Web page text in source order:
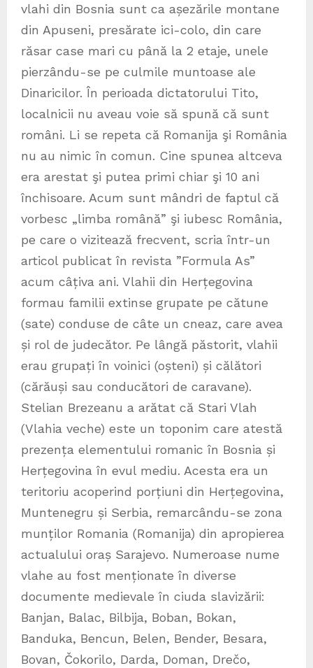
vlahi din Bosnia sunt ca așezările montane
din Apuseni, presărate ici-colo, din care
răsar case mari cu până la 2 etaje, unele
pierzându-se pe culmile muntoase ale
Dinaricilor. În perioada dictatorului Tito,
localnicii nu aveau voie să spună că sunt
români. Li se repeta că Romanija şi România
nu au nimic în comun. Cine spunea altceva
era arestat şi putea primi chiar şi 10 ani
închisoare. Acum sunt mândri de faptul că
vorbesc „limba română” şi iubesc România,
pe care o vizitează frecvent, scria într-un
articol publicat în revista ”Formula As”
acum câțiva ani. Vlahii din Herțegovina
formau familii extinse grupate pe cătune
(sate) conduse de câte un cneaz, care avea
și rol de judecător. Pe lângă păstorit, vlahii
erau grupați în voinici (oșteni) și călători
(cărăuși sau conducători de caravane).
Stelian Brezeanu a arătat că Stari Vlah
(Vlahia veche) este un toponim care atestă
prezența elementului romanic în Bosnia și
Herțegovina în evul mediu. Acesta era un
teritoriu acoperind porțiuni din Herțegovina,
Muntenegru și Serbia, remarcându-se zona
munților Romania (Romanija) din apropierea
actualului oraș Sarajevo. Numeroase nume
vlahe au fost menționate în diverse
documente medievale în ciuda slavizării:
Banjan, Balac, Bilbija, Boban, Bokan,
Banduka, Bencun, Belen, Bender, Besara,
Bovan, Čokorilo, Darda, Doman, Drečo,